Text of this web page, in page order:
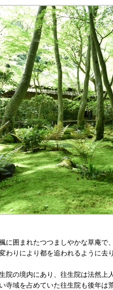
に囲まれたつつましやかな草庵
わりにより都を追われるように
院の境内にあり、往生院は法然
寺域を占めていた往生院も後年